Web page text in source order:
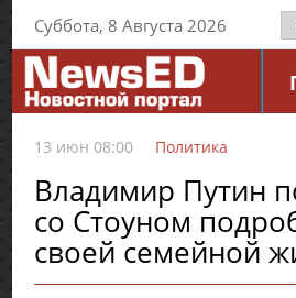
Суббота, 8 Августа 2026
13 июн 08:00 Политика
Владимир Путин
со Стоуном
своей семейной